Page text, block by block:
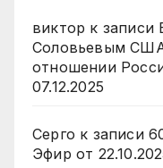
виктор к записи
Соловьевым
отношении
07.12.2025
Серго к записи
Эфир от